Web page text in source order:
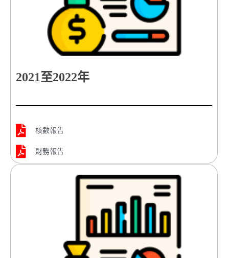
2021至2022年
核數報告
財務報告